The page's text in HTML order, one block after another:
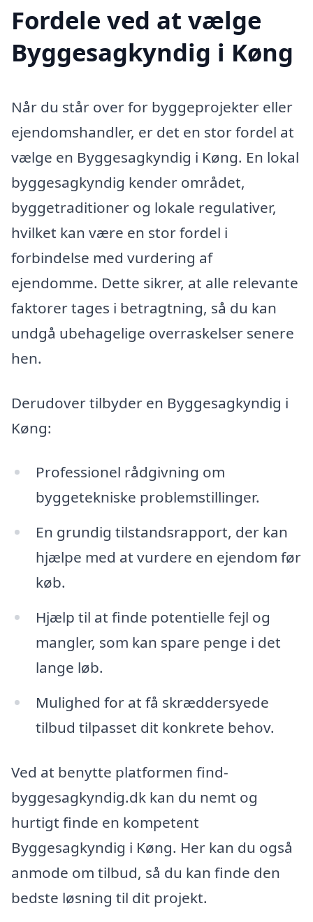
Fordele ved at vælge
Byggesagkyndig i Køng
Når du står over for byggeprojekter eller
ejendomshandler, er det en stor fordel at
vælge en Byggesagkyndig i Køng. En lokal
byggesagkyndig kender området,
byggetraditioner og lokale regulativer,
hvilket kan være en stor fordel i
forbindelse med vurdering af
ejendomme. Dette sikrer, at alle relevante
faktorer tages i betragtning, så du kan
undgå ubehagelige overraskelser senere
hen.
Derudover tilbyder en Byggesagkyndig i
Køng:
Professionel rådgivning om
byggetekniske problemstillinger.
En grundig tilstandsrapport, der kan
hjælpe med at vurdere en ejendom før
køb.
Hjælp til at finde potentielle fejl og
mangler, som kan spare penge i det
lange løb.
Mulighed for at få skræddersyede
tilbud tilpasset dit konkrete behov.
Ved at benytte platformen find-
byggesagkyndig.dk kan du nemt og
hurtigt finde en kompetent
Byggesagkyndig i Køng. Her kan du også
anmode om tilbud, så du kan finde den
bedste løsning til dit projekt.